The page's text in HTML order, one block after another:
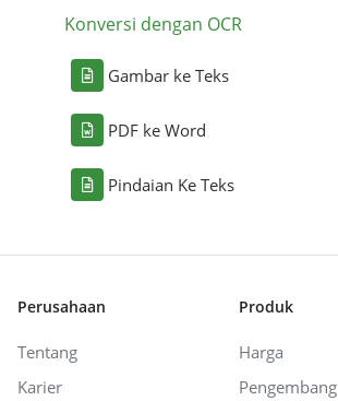
Konversi dengan OCR
Gambar ke Teks
PDF ke Word
Pindaian Ke Teks
Perusahaan
Tentang
Karier
Produk
Harga
Pengembang